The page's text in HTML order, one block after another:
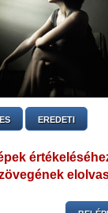
EREDETI